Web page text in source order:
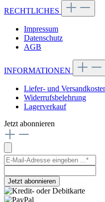
RECHTLICHES
Impressum
Datenschutz
AGB
INFORMATIONEN
Liefer- und
Widerrufsbelehrung
Lagerverkauf
Jetzt abonnieren
Jetzt abonnieren